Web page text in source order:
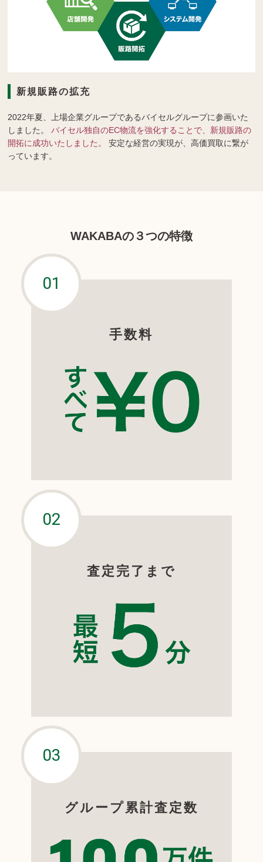
新規販路の拡充
2022年夏、上場企業グループであるバイセルグループに参画いた
しました。バイセル独自のEC物流を強化することで、新規販路の
開拓に成功いたしました。
安定な経営の実現が、高価買取に繋が
っています。
WAKABAの３つの特徴
手数料
査定完了まで
グループ累計査定数